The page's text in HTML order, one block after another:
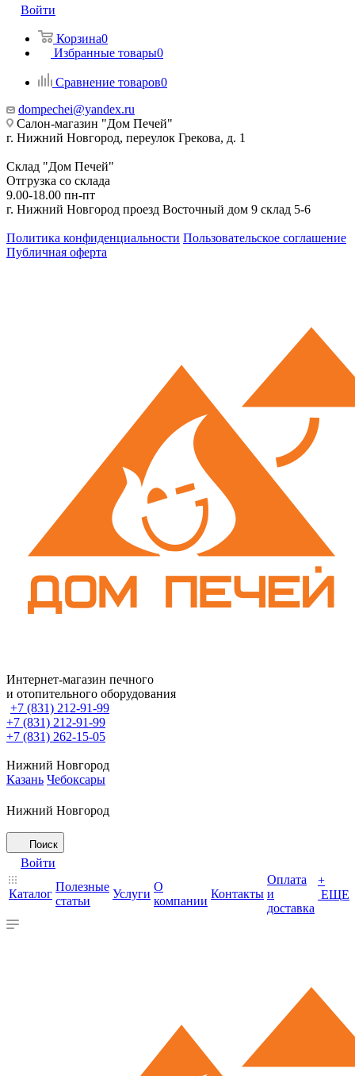
Войти
Корзина0
Избранные товары0
Сравнение товаров0
dompechei@yandex.ru
Салон-магазин "Дом Печей"
г. Нижний Новгород, переулок Грекова, д. 1
Склад "Дом Печей"
Отгрузка со склада
9.00-18.00 пн-пт
г. Нижний Новгород проезд Восточный дом 9 склад 5-6
Политика конфиденциальности Пользовательское соглашение
Публичная оферта
Интернет-магазин печного
и отопительного оборудования
+7 (831) 212-91-99
+7 (831) 212-91-99
+7 (831) 262-15-05
Нижний Новгород
Казань Чебоксары
Нижний Новгород
Поиск
Войти
Каталог
Полезные
статьи
Услуги
О
компании
Контакты
Оплата
и
доставка
+
ЕЩЕ